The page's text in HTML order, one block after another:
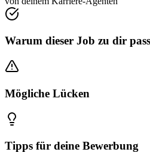
Warum dieser Job zu dir
Mögliche Lücken
Tipps für deine Bewerbung